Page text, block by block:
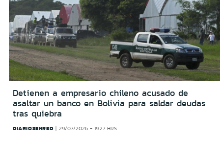
Detienen a empresario chileno acusado de
asaltar un banco en Bolivia para saldar deudas
tras quiebra
DIARIOSENRED 29/07/2026 - 19:27 HRS